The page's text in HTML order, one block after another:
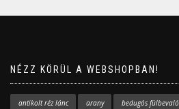
NÉZZ KÖRÜL A WEBSHOPBAN!
antikolt réz lánc arany bedugós fülbevaló